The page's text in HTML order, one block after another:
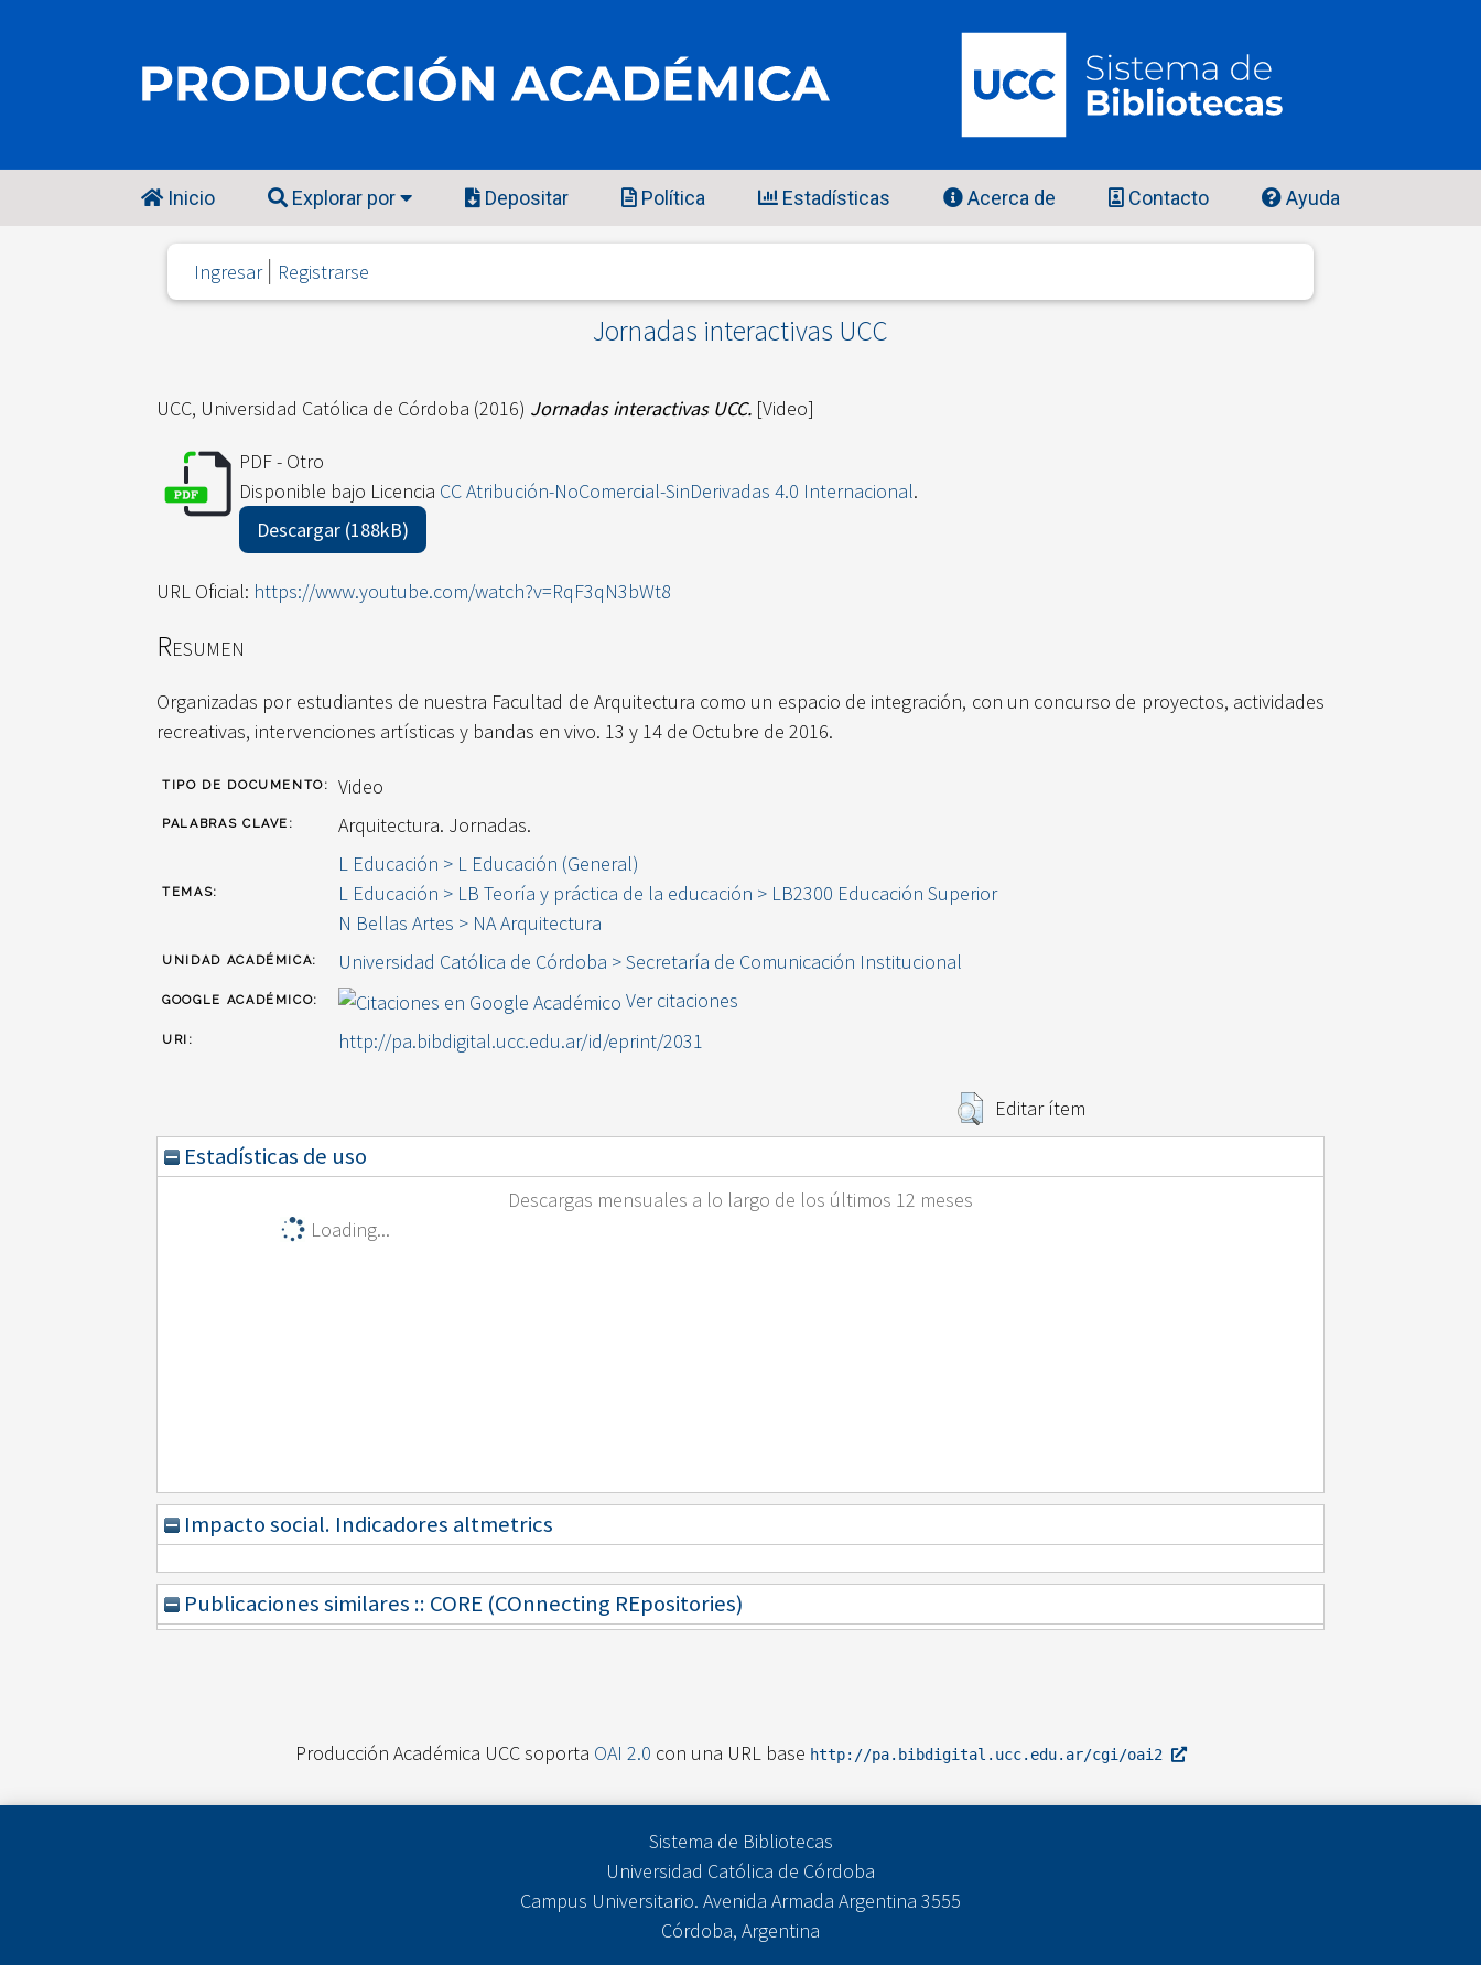
Inicio Explorar por Depositar Política Estadísticas Acerca de Contacto Ayuda
Ingresar Registrarse
Jornadas interactivas UCC
UCC, Universidad Católica de Córdoba (2016) Jornadas interactivas UCC. [Video]
PDF - Otro
Disponible bajo Licencia CC Atribución-NoComercial-SinDerivadas 4.0 Internacional.
Descargar (188kB)
URL Oficial: https://www.youtube.com/watch?v=RqF3qN3bWt8
Resumen
Organizadas por estudiantes de nuestra Facultad de Arquitectura como un espacio de integración, con un concurso de proyectos, actividades
recreativas, intervenciones artísticas y bandas en vivo. 13 y 14 de Octubre de 2016.
TIPO DE DOCUMENTO: Video
PALABRAS CLAVE: Arquitectura. Jornadas.
TEMAS:
L Educación > L Educación (General)
L Educación > LB Teoría y práctica de la educación > LB2300 Educación Superior
N Bellas Artes > NA Arquitectura
UNIDAD ACADÉMICA: Universidad Católica de Córdoba > Secretaría de Comunicación Institucional
GOOGLE ACADÉMICO: Ver citaciones
URI: http://pa.bibdigital.ucc.edu.ar/id/eprint/2031
Editar ítem
Estadísticas de uso
Descargas mensuales a lo largo de los últimos 12 meses
Loading...
Impacto social. Indicadores altmetrics
Publicaciones similares :: CORE (COnnecting REpositories)
Producción Académica UCC soporta OAI 2.0 con una URL base http://pa.bibdigital.ucc.edu.ar/cgi/oai2
Sistema de Bibliotecas
Universidad Católica de Córdoba
Campus Universitario. Avenida Armada Argentina 3555
Córdoba, Argentina